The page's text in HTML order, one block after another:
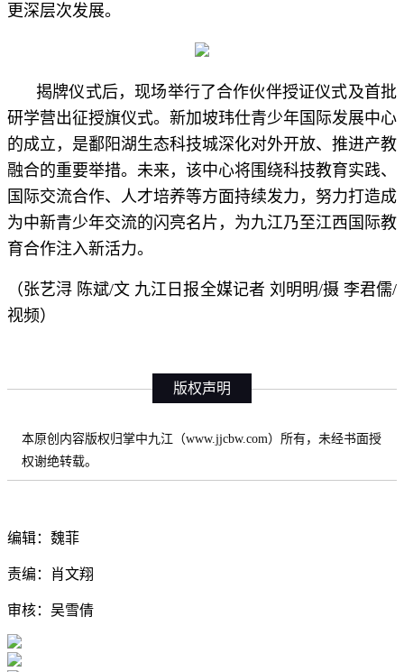
更深层次发展。
揭牌仪式后，现场举行了合作伙伴授证仪式及首批
研学营出征授旗仪式。新加坡玮仕青少年国际发展中心
的成立，是鄱阳湖生态科技城深化对外开放、推进产教
融合的重要举措。未来，该中心将围绕科技教育实践、
国际交流合作、人才培养等方面持续发力，努力打造成
为中新青少年交流的闪亮名片，为九江乃至江西国际教
育合作注入新活力。
（张艺浔 陈斌/文 九江日报全媒记者 刘明明/摄 李君儒/
视频）
版权声明
本原创内容版权归掌中九江（www.jjcbw.com）所有，未经书面授
权谢绝转载。
编辑：魏菲
责编：肖文翔
审核：吴雪倩